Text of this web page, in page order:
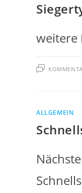
weitere
ALLGEMEIN